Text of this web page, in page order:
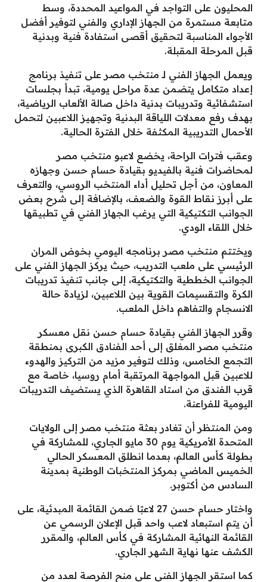
المحليون على التواجد في المواعيد المحددة، وسط
متابعة مستمرة من الجهاز الإداري والفني لتوفير أفضل
الأجواء المناسبة لتحقيق أقصى استفادة فنية وبدنية
قبل المرحلة المقبلة.
ويعمل الجهاز الفني لـ منتخب مصر على تنفيذ برنامج
إعداد متكامل يتضمن عدة مراحل يومية، تبدأ بجلسات
استشفائية وتدريبات بدنية داخل صالة الألعاب الرياضية،
بهدف رفع معدلات اللياقة البدنية وتجهيز اللاعبين لتحمل
الأحمال التدريبية المكثفة خلال الفترة الحالية.
وعقب فترات الراحة، يخضع لاعبو منتخب مصر
لمحاضرات فنية بالفيديو بقيادة حسام حسن وجهازه
المعاون، من أجل تحليل أداء المنتخب الروسي، والتعرف
على أبرز نقاط القوة والضعف، بالإضافة إلى شرح بعض
الجوانب التكتيكية التي يرغب الجهاز الفني في تطبيقها
خلال اللقاء الودي.
ويختتم منتخب مصر برنامجه اليومي بخوض المران
الرئيسي على ملعب التدريب، حيث يركز الجهاز الفني على
الجوانب الخططية والتكتيكية، إلى جانب تنفيذ تدريبات
الكرة والتقسيمات القوية بين اللاعبين، لزيادة حالة
الانسجام والتفاهم داخل الملعب.
وقرر الجهاز الفني بقيادة حسام حسن نقل معسكر
منتخب مصر المغلق إلى أحد الفنادق الكبرى بمنطقة
التجمع الخامس، وذلك لتوفير مزيد من التركيز والهدوء
للاعبين قبل المواجهة المرتقبة أمام روسيا، خاصة مع
قرب الفندق من استاد القاهرة الذي يستضيف التدريبات
اليومية للفراعنة.
ومن المنتظر أن تغادر بعثة منتخب مصر إلى الولايات
المتحدة الأمريكية يوم 30 مايو الجاري، للمشاركة في
بطولة كأس العالم، بعدما انطلق المعسكر الحالي
الخميس الماضي بمركز المنتخبات الوطنية بمدينة
السادس من أكتوبر.
واختار حسام حسن 27 لاعبًا ضمن القائمة المبدئية، على
أن يتم استبعاد لاعب واحد قبل الإعلان الرسمي عن
القائمة النهائية المشاركة في كأس العالم، والمقرر
الكشف عنها نهاية الشهر الجاري.
كما استقر الجهاز الفني على منح الفرصة لعدد من